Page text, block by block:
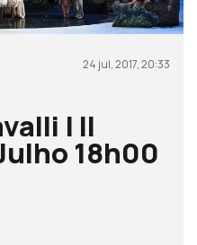
24 jul, 2017, 20:33
| Il
18h00